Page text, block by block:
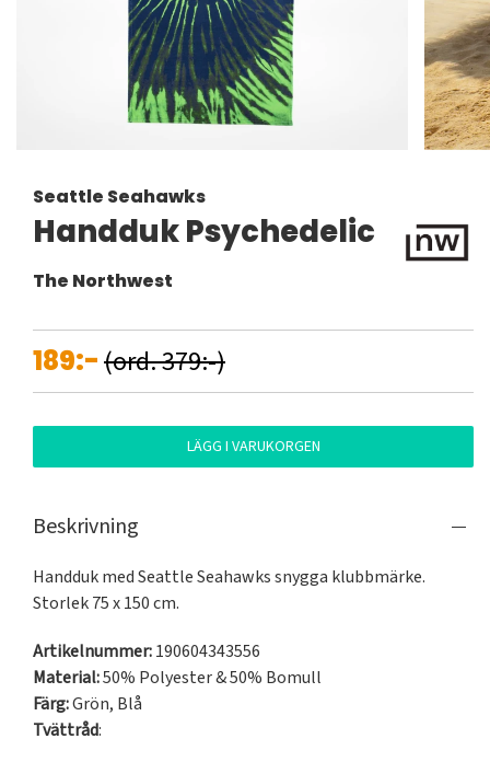
Seattle Seahawks
Handduk Psychedelic
The Northwest
189:-(ord. 379:-)
LÄGG I VARUKORGEN
Beskrivning
Handduk med Seattle Seahawks snygga klubbmärke.
Storlek 75 x 150 cm.
Artikelnummer:190604343556
Material:50% Polyester & 50% Bomull
Färg:Grön, Blå
Tvättråd: